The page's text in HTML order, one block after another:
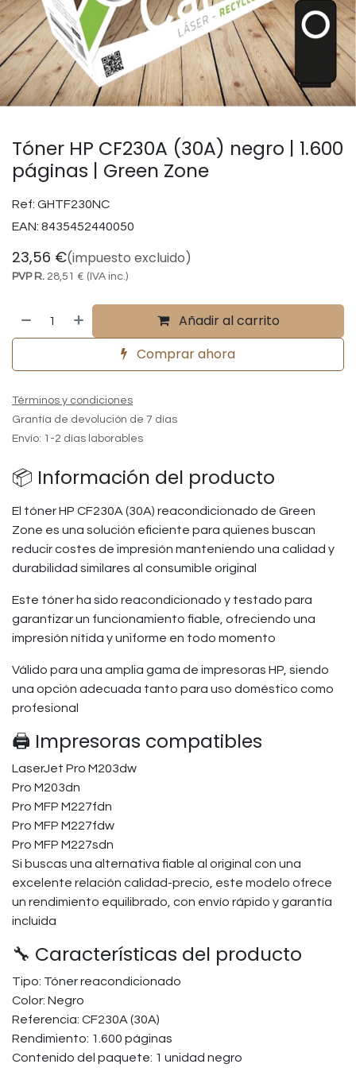
Tóner HP CF230A (30A) negro | 1.600
páginas | Green Zone
Ref: GHTF230NC
EAN: 8435452440050
23,56 €(impuesto excluido)
PVP R. 28,51 € (IVA inc.)
Añadir al carrito
Comprar ahora
Términos y condiciones
Grantía de devolución de 7 días
Envío: 1-2 días laborables
📦 Información del producto
El tóner HP CF230A (30A) reacondicionado de Green
Zone es una solución eficiente para quienes buscan
reducir costes de impresión manteniendo una calidad y
durabilidad similares al consumible original
Este tóner ha sido reacondicionado y testado para
garantizar un funcionamiento fiable, ofreciendo una
impresión nítida y uniforme en todo momento
Válido para una amplia gama de impresoras HP, siendo
una opción adecuada tanto para uso doméstico como
profesional
🖨️ Impresoras compatibles
LaserJet Pro M203dw
Pro M203dn
Pro MFP M227fdn
Pro MFP M227fdw
Pro MFP M227sdn
Si buscas una alternativa fiable al original con una
excelente relación calidad-precio, este modelo ofrece
un rendimiento equilibrado, con envío rápido y garantía
incluida
🔧 Características del producto
Tipo: Tóner reacondicionado
Color: Negro
Referencia: CF230A (30A)
Rendimiento: 1.600 páginas
Contenido del paquete: 1 unidad negro